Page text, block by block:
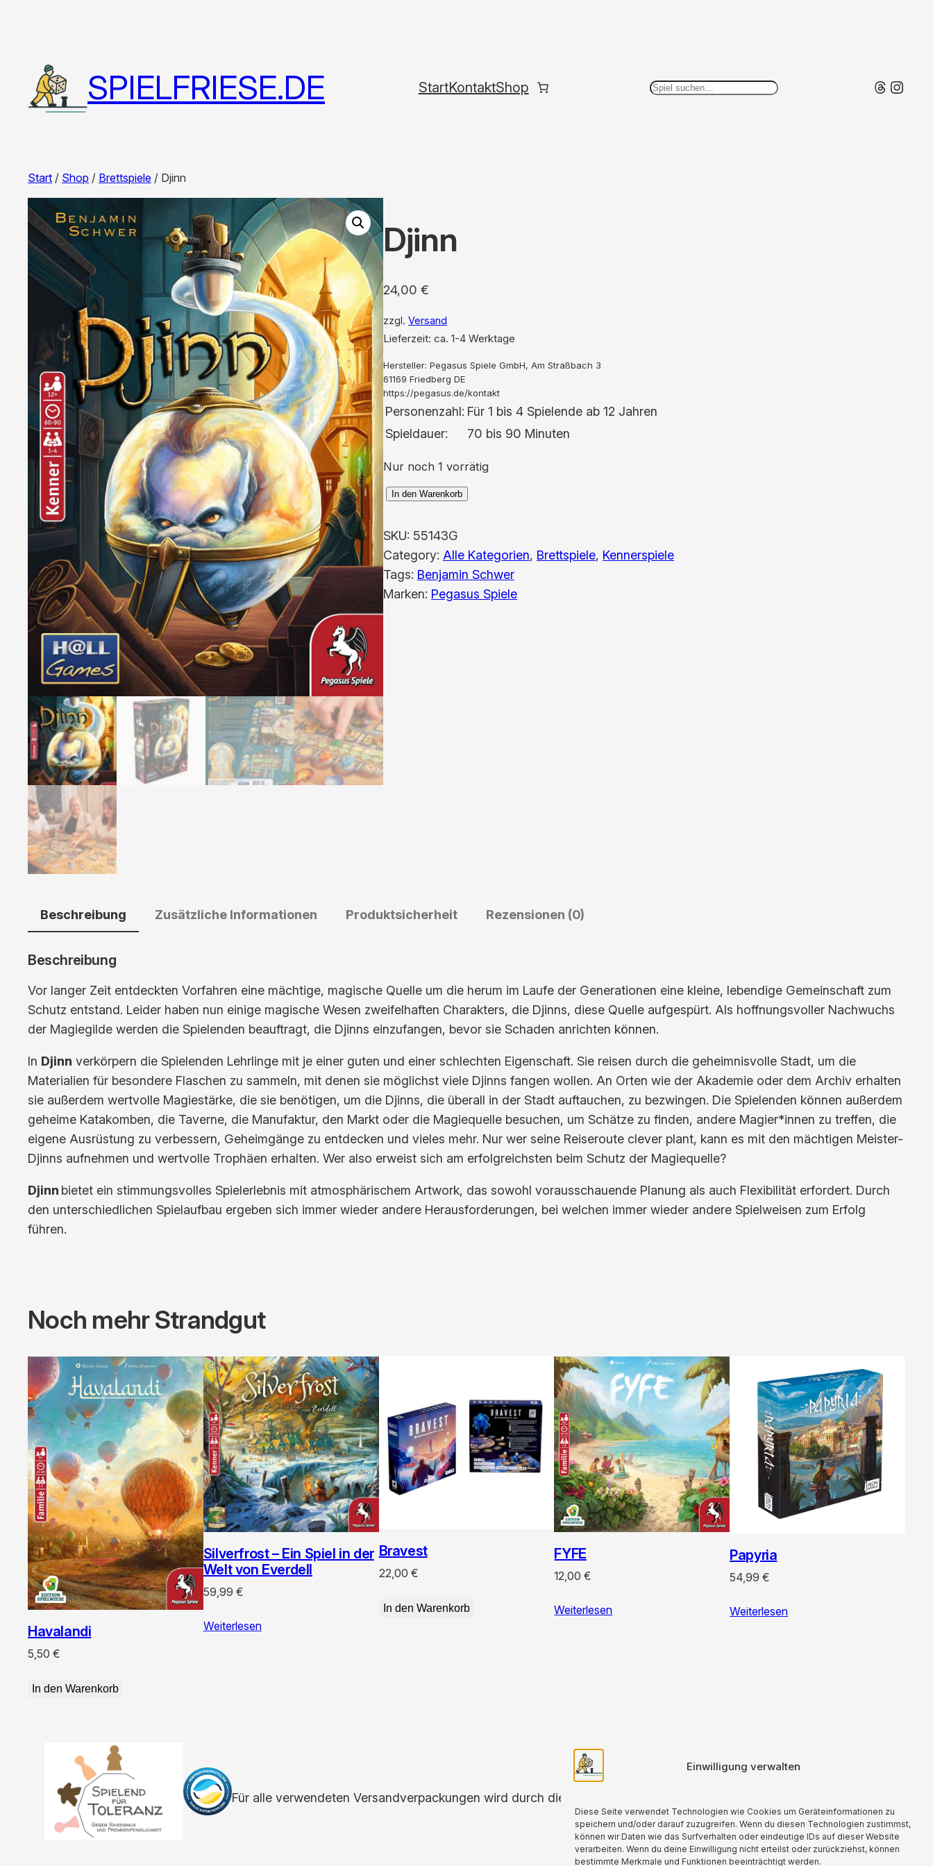
Einwilligung verwalten
Diese Seite verwendet Technologien wie Cookies um Geräteinformationen zu
speichern und/oder darauf zuzugreifen. Wenn du diesen Technologien zustimmst,
können wir Daten wie das Surfverhalten oder eindeutige IDs auf dieser Website
verarbeiten. Wenn du deine Einwilligung nicht erteilst oder zurückziehst, können
bestimmte Merkmale und Funktionen beeinträchtigt werden.
SPIELFRIESE.DE StartKontaktShop Suchen Threads
Start / Shop / Brettspiele / Djinn
Djinn
24,00 €
zzgl. Versand
Lieferzeit: ca. 1-4 Werktage
Hersteller: Pegasus Spiele GmbH, Am Straßbach 3
61169 Friedberg DE
https://pegasus.de/kontakt
Personenzahl: Für 1 bis 4 Spielende ab 12 Jahren
Spieldauer:
70 bis 90 Minuten
Nur noch 1 vorrätig
D
i
n
n
M
e
In den Warenkorb
SKU: 55143G
Category: Alle Kategorien, Brettspiele, Kennerspiele
Tags: Benjamin Schwer
Marken: Pegasus Spiele
Beschreibung Zusätzliche Informationen Produktsicherheit Rezensionen (0)
Beschreibung
Vor langer Zeit entdeckten Vorfahren eine mächtige, magische Quelle um die herum im Laufe der Generationen eine kleine, lebendige Gemeinschaft zum
Schutz entstand. Leider haben nun einige magische Wesen zweifelhaften Charakters, die Djinns, diese Quelle aufgespürt. Als hoffnungsvoller Nachwuchs
der Magiegilde werden die Spielenden beauftragt, die Djinns einzufangen, bevor sie Schaden anrichten können.
In Djinn verkörpern die Spielenden Lehrlinge mit je einer guten und einer schlechten Eigenschaft. Sie reisen durch die geheimnisvolle Stadt, um die
Materialien für besondere Flaschen zu sammeln, mit denen sie möglichst viele Djinns fangen wollen. An Orten wie der Akademie oder dem Archiv erhalten
sie außerdem wertvolle Magiestärke, die sie benötigen, um die Djinns, die überall in der Stadt auftauchen, zu bezwingen. Die Spielenden können außerdem
geheime Katakomben, die Taverne, die Manufaktur, den Markt oder die Magiequelle besuchen, um Schätze zu finden, andere Magier*innen zu treffen, die
eigene Ausrüstung zu verbessern, Geheimgänge zu entdecken und vieles mehr. Nur wer seine Reiseroute clever plant, kann es mit den mächtigen Meister-
Djinns aufnehmen und wertvolle Trophäen erhalten. Wer also erweist sich am erfolgreichsten beim Schutz der Magiequelle?
Djinn bietet ein stimmungsvolles Spielerlebnis mit atmosphärischem Artwork, das sowohl vorausschauende Planung als auch Flexibilität erfordert. Durch
den unterschiedlichen Spielaufbau ergeben sich immer wieder andere Herausforderungen, bei welchen immer wieder andere Spielweisen zum Erfolg
führen.
Noch mehr Strandgut
Havalandi
5,50 €
In den Warenkorb
Silverfrost – Ein Spiel in der
Welt von Everdell
59,99 €
Weiterlesen
Bravest
22,00 €
In den Warenkorb
FYFE
12,00€
Weiterlesen
Papyria
54,99€
Weiterlesen
Für alle verwendeten Versandverpackungen wird durch die Partnerschaft mit Lizenzero eine Kompensation geleistet.